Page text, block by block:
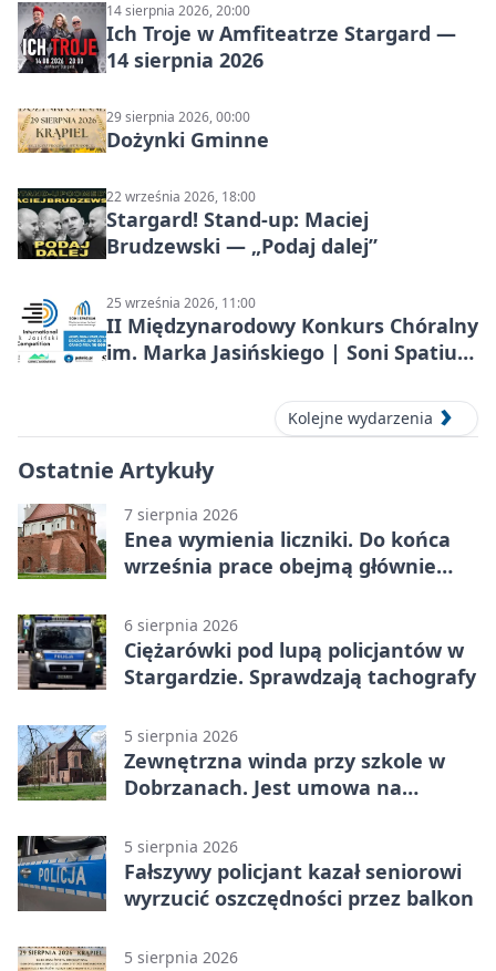
14 sierpnia 2026, 20:00
Ich Troje w Amfiteatrze Stargard —
14 sierpnia 2026
29 sierpnia 2026, 00:00
Dożynki Gminne
22 września 2026, 18:00
Stargard! Stand-up: Maciej
Brudzewski — „Podaj dalej”
25 września 2026, 11:00
II Międzynarodowy Konkurs Chóralny
im. Marka Jasińskiego | Soni Spatium
Kolejne wydarzenia
Ostatnie Artykuły
7 sierpnia 2026
Enea wymienia liczniki. Do końca
września prace obejmą głównie
6 sierpnia 2026
Ciężarówki pod lupą policjantów w
Stargardzie. Sprawdzają tachografy
5 sierpnia 2026
Zewnętrzna winda przy szkole w
Dobrzanach. Jest umowa na
5 sierpnia 2026
Fałszywy policjant kazał seniorowi
wyrzucić oszczędności przez balkon
5 sierpnia 2026